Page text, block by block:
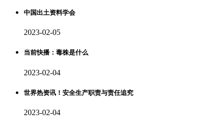
中国出土资料学会
2023-02-05
当前快播：毒株是什么
2023-02-04
世界热资讯！安全生产职责与责任追究
2023-02-04